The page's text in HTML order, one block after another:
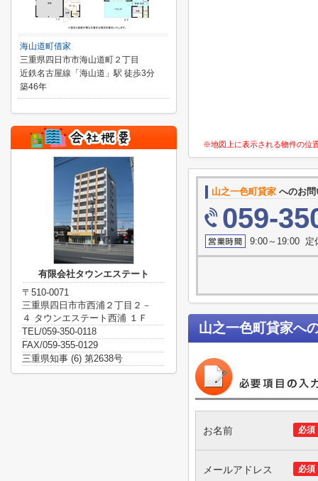
※地図上に表示される物件の位
山之一色町貸家 へのお
059-
9:00～19:00 定
山之一色町貸家へ
必須
お名前
必須
メールアドレス
海山道町借家
三重県四日市市海山道町２丁目
近鉄名古屋線「海山道」駅 徒歩3分
築46年
有限会社タウンエステート
〒510-0071
三重県四日市市西浦２丁目２－
４ タウンエステート西浦 １Ｆ
TEL/059-350-0118
FAX/059-355-0129
三重県知事 (6) 第2638号